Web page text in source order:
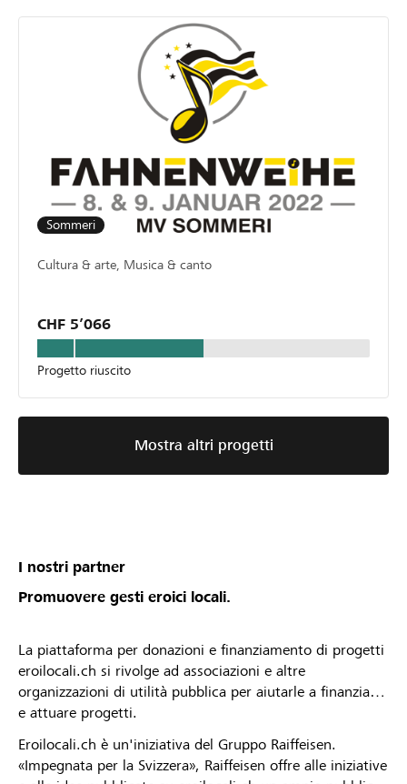
Sommeri
Cultura & arte, Musica & canto
CHF 5’066
Progetto riuscito
Mostra altri progetti
I nostri partner
Promuovere gesti eroici locali.
La piattaforma per donazioni e finanziamento di progetti
eroilocali.ch si rivolge ad associazioni e altre
organizzazioni di utilità pubblica per aiutarle a finanziare
e attuare progetti.
Eroilocali.ch è un'iniziativa del Gruppo Raiffeisen.
«Impegnata per la Svizzera», Raiffeisen offre alle iniziative